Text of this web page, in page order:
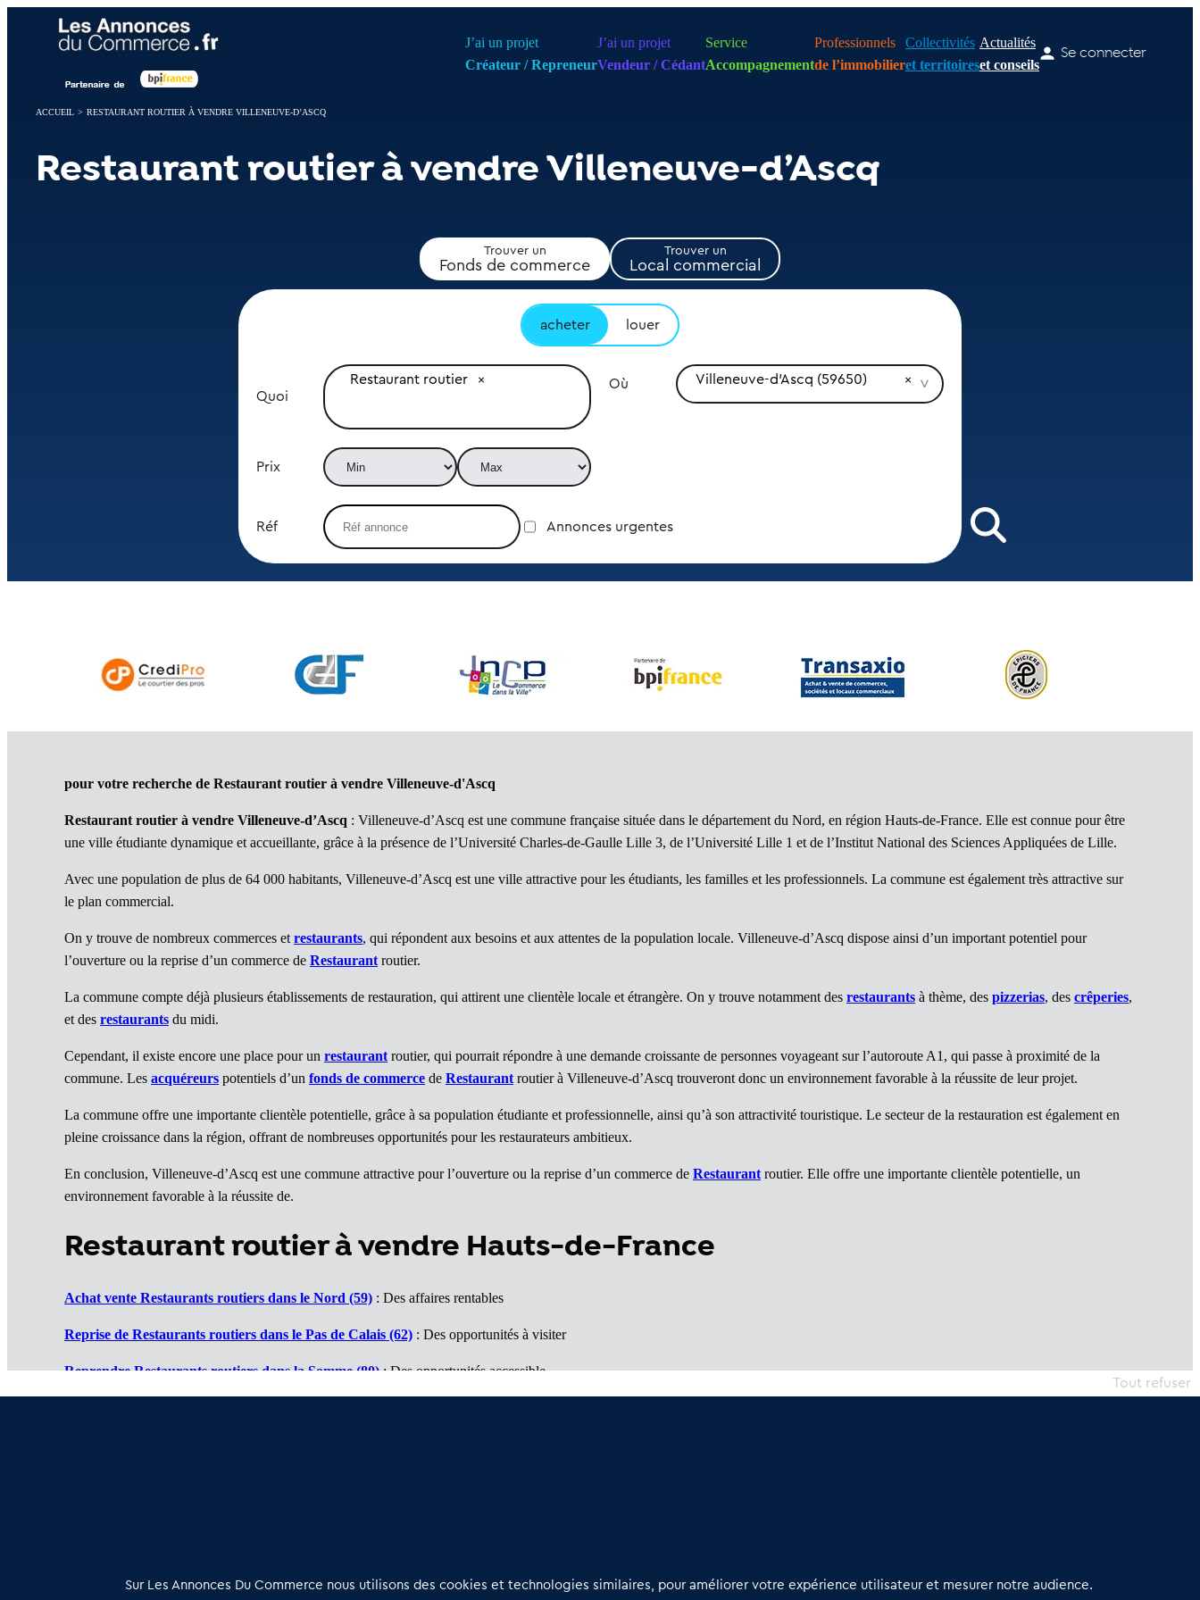
J’ai un projet
Créateur / Repreneur
J’ai un projet
Vendeur / Cédant
Service
Accompagnement
Professionnels
de l’immobilier
Collectivités
et territoires
Actualités
et conseils
Se connecter
ACCUEIL > RESTAURANT ROUTIER À VENDRE VILLENEUVE-D’ASCQ
Restaurant routier à vendre Villeneuve-d’Ascq
Trouver un
Fonds de commerce
Trouver un
Local commercial
acheter louer
Quoi
Restaurant routier Où Villeneuve-d'Ascq (59650)
Prix
Réf Annonces urgentes
pour votre recherche de Restaurant routier à vendre Villeneuve-d'Ascq
Restaurant routier à vendre Villeneuve-d’Ascq : Villeneuve-d’Ascq est une commune française située dans le département du Nord, en région Hauts-de-France. Elle est connue pour être
une ville étudiante dynamique et accueillante, grâce à la présence de l’Université Charles-de-Gaulle Lille 3, de l’Université Lille 1 et de l’Institut National des Sciences Appliquées de Lille.
Avec une population de plus de 64 000 habitants, Villeneuve-d’Ascq est une ville attractive pour les étudiants, les familles et les professionnels. La commune est également très attractive sur
le plan commercial.
On y trouve de nombreux commerces et restaurants, qui répondent aux besoins et aux attentes de la population locale. Villeneuve-d’Ascq dispose ainsi d’un important potentiel pour
l’ouverture ou la reprise d’un commerce de Restaurant routier.
La commune compte déjà plusieurs établissements de restauration, qui attirent une clientèle locale et étrangère. On y trouve notamment des restaurants à thème, des pizzerias, des crêperies,
et des restaurants du midi.
Cependant, il existe encore une place pour un restaurant routier, qui pourrait répondre à une demande croissante de personnes voyageant sur l’autoroute A1, qui passe à proximité de la
commune. Les acquéreurs potentiels d’un fonds de commerce de Restaurant routier à Villeneuve-d’Ascq trouveront donc un environnement favorable à la réussite de leur projet.
La commune offre une importante clientèle potentielle, grâce à sa population étudiante et professionnelle, ainsi qu’à son attractivité touristique. Le secteur de la restauration est également en
pleine croissance dans la région, offrant de nombreuses opportunités pour les restaurateurs ambitieux.
En conclusion, Villeneuve-d’Ascq est une commune attractive pour l’ouverture ou la reprise d’un commerce de Restaurant routier. Elle offre une importante clientèle potentielle, un
environnement favorable à la réussite de.
Restaurant routier à vendre Hauts-de-France
Achat vente Restaurants routiers dans le Nord (59) : Des affaires rentables
Reprise de Restaurants routiers dans le Pas de Calais (62) : Des opportunités à visiter
Reprendre Restaurants routiers dans la Somme (80): Des opportunités accessible
02 54 56 03 17
Panneau de gestion des cookies
Sur Les Annonces Du Commerce nous utilisons des cookies et technologies similaires, pour améliorer votre expérience utilisateur et mesurer notre audience.
Tout refuser